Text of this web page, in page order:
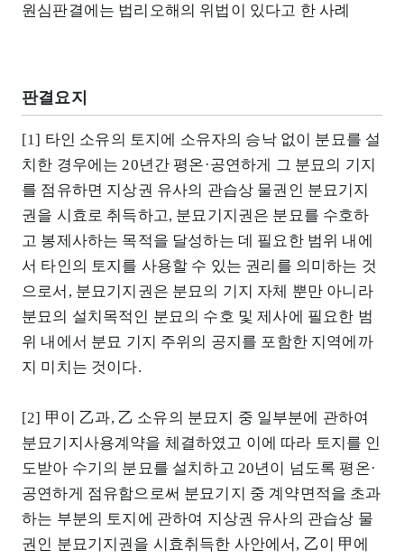
원심판결에는 법리오해의 위법이 있다고 한 사례
판결요지
[1] 타인 소유의 토지에 소유자의 승낙 없이 분묘를 설
치한 경우에는 20년간 평온·공연하게 그 분묘의 기지
를 점유하면 지상권 유사의 관습상 물권인 분묘기지
권을 시효로 취득하고, 분묘기지권은 분묘를 수호하
고 봉제사하는 목적을 달성하는 데 필요한 범위 내에
서 타인의 토지를 사용할 수 있는 권리를 의미하는 것
으로서, 분묘기지권은 분묘의 기지 자체 뿐만 아니라
분묘의 설치목적인 분묘의 수호 및 제사에 필요한 범
위 내에서 분묘 기지 주위의 공지를 포함한 지역에까
지 미치는 것이다.
[2] 甲이 乙과, 乙 소유의 분묘지 중 일부분에 관하여
분묘기지사용계약을 체결하였고 이에 따라 토지를 인
도받아 수기의 분묘를 설치하고 20년이 넘도록 평온·
공연하게 점유함으로써 분묘기지 중 계약면적을 초과
하는 부분의 토지에 관하여 지상권 유사의 관습상 물
권인 분묘기지권을 시효취득한 사안에서, 乙이 甲에